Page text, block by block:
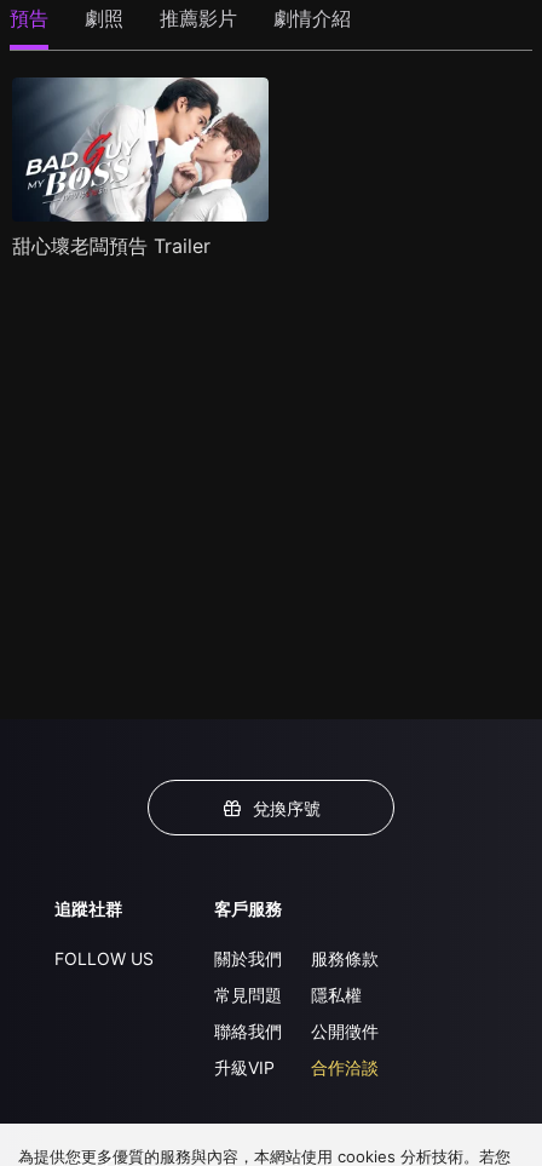
預告 劇照 推薦影片 劇情介紹
甜心壞老闆預告 Trailer
兌換序號
追蹤社群
FOLLOW US
客戶服務
關於我們
常見問題
聯絡我們
升級VIP
服務條款
隱私權
公開徵件
合作洽談
下載 APP
為提供您更多優質的服務與內容，本網站使用 cookies 分析技術。若您